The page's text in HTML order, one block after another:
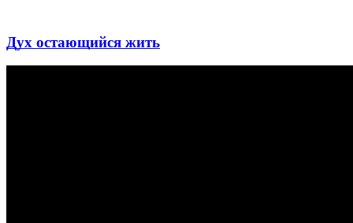
Дух остающийся жить